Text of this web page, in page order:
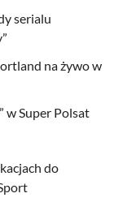
serialu
na żywo w
w Super Polsat
do